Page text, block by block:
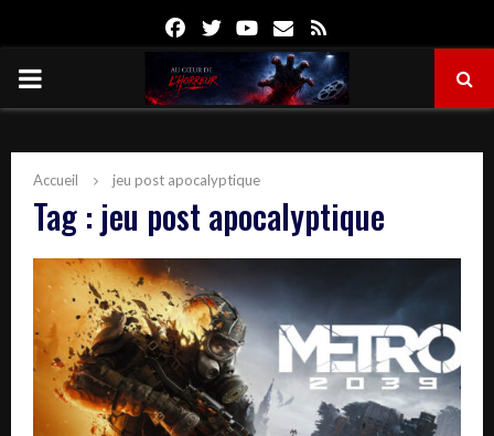
FacebookTwitterYoutube
Email
PRIMARY
Accueil jeu post apocalyptique
Tag : jeu post apocalyptique